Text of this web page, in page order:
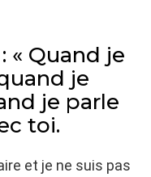
« Quand je
je
je parle
toi.
et je ne suis pas